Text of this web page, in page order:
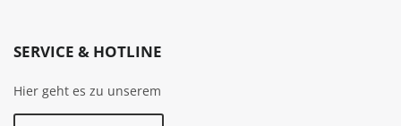
SERVICE & HOTLINE
Hier geht es zu unserem